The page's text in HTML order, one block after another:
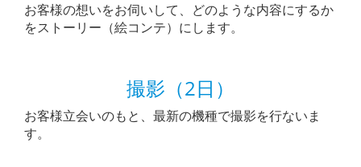
お客様の想いをお伺いして、どのような内容にするか
をストーリー（絵コンテ）にします。
撮影（2日）
お客様立会いのもと、最新の機種で撮影を行ないま
す。